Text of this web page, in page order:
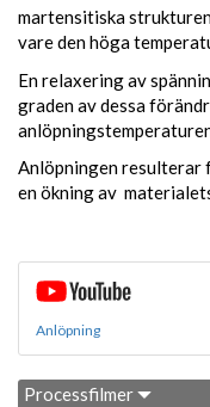
martensitiska
vare den höga
En relaxering av
graden av dessa
Anlöpningen resulterar
en ökning av
Anlöpning
Processfilmer